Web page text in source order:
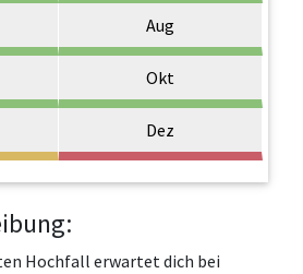
Aug
Okt
Dez
Hochfall erwartet dich bei